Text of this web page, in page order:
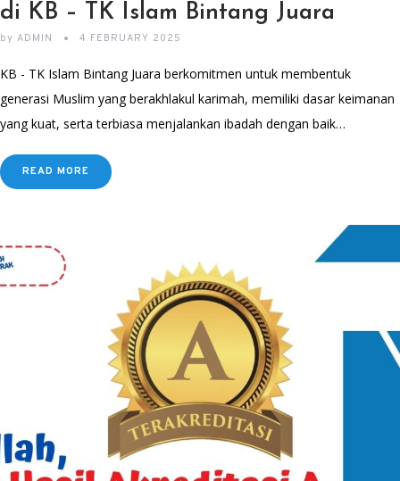
di KB – TK Islam Bintang Juara
by ADMIN 4 FEBRUARY 2025
KB - TK Islam Bintang Juara berkomitmen untuk membentuk
generasi Muslim yang berakhlakul karimah, memiliki dasar keimanan
yang kuat, serta terbiasa menjalankan ibadah dengan baik…
READ MORE